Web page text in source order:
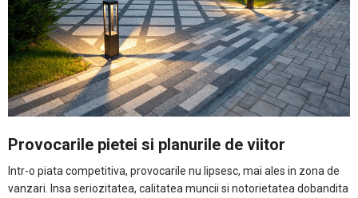
Provocarile pietei si planurile de viitor
Intr-o piata competitiva, provocarile nu lipsesc, mai ales in zona de
vanzari. Insa seriozitatea, calitatea muncii si notorietatea dobandita